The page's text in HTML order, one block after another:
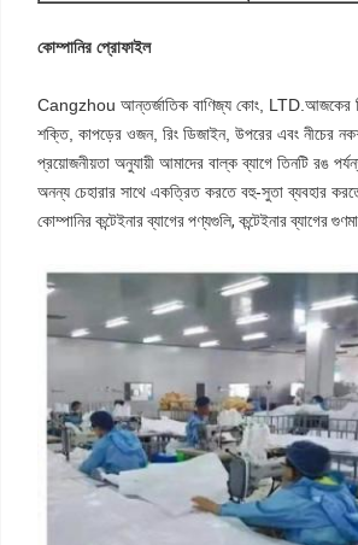
কোম্পানির প্রোফাইল
Cangzhou আন্তর্জাতিক বাণিজ্য কোং, LTD.আজকের
শক্তি, কাপড়ের ওজন, রিং ডিজাইন, উপরের এবং নীচের
প্রয়োজনীয়তা অনুযায়ী আমাদের বাল্ক ব্যাগে তিনটি রঙ
অনন্য চেহারার সাথে একত্রিত করতে বহু-সুতা ব্যবহার
কোম্পানির কন্টেইনার ব্যাগের পণ্যগুলি, কন্টেইনার ব্যাগের